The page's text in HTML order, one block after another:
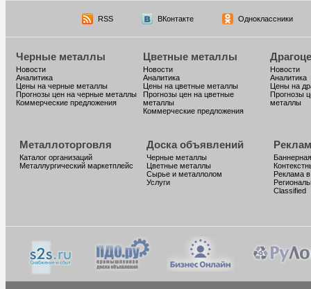
RSS ВКонтакте Одноклассники
Черные металлы
Новости
Аналитика
Цены на черные металлы
Прогнозы цен на черные металлы
Коммерческие предложения
Цветные металлы
Новости
Аналитика
Цены на цветные металлы
Прогнозы цен на цветные
металлы
Коммерческие предложения
Новости
Аналитика
Цены на
Прогнозы
металлы
Металлоторговля
Каталог организаций
Металлургический маркетплейс
Доска объявлений
Черные металлы
Цветные металлы
Сырье и металлолом
Услуги
Реклама
Classified